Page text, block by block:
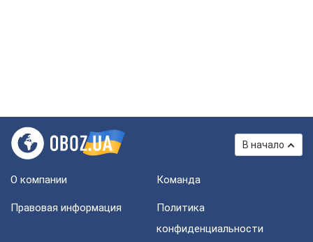
В начало
О компании Команда
Правовая информация
Политика
конфиденциальности